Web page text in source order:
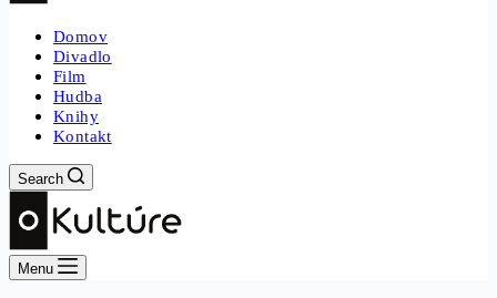
Domov
Divadlo
Film
Hudba
Knihy
Kontakt
Search
Menu